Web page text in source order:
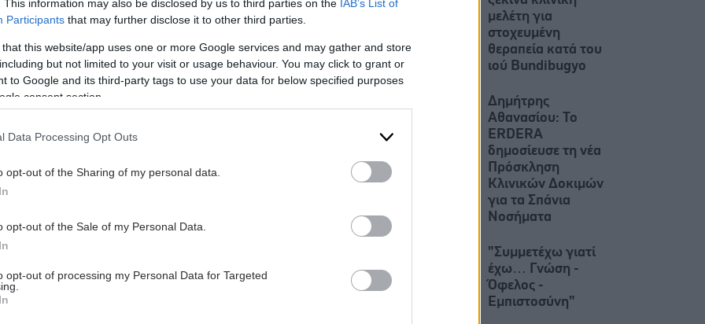
This information may also be disclosed by us to third parties on the IAB’s List of
Participants that may further disclose it to other third parties.
that this website/app uses one or more Google services and may gather and store
but not limited to your visit or usage behaviour. You may click to grant or
to Google and its third-party tags to use your data for below specified purposes
consent section.
Data Processing Opt Outs
opt-out of the Sharing of my personal data.
opt-out of the Sale of my Personal Data.
opt-out of processing my Personal Data for Targeted
πλαισίου. Την ίδια στιγμή, τα οφέλη για το
τόσο σε όρους πρόσβασης στην καινοτομία όσο και
πόρων και ενίσχυσης της επιστημονικής
σημαντικότατα οφέλη, καθώς:
στους ασθενείς πρώιμη πρόσβαση σε
θεραπείες αρκετά χρόνια πριν από την
τους,
οικονομικά και επιστημονικά τα δημόσια
μελέτη για
στοχευμένη
θεραπεία κατά του
ιού Bundibugyo
Δημήτρης
Αθανασίου: To
ERDERA
δημοσίευσε τη νέα
Πρόσκληση
Κλινικών Δοκιμών
για τα Σπάνια
Νοσήματα
"Συμμετέχω γιατί
έχω… Γνώση -
Όφελος -
Εμπιστοσύνη"